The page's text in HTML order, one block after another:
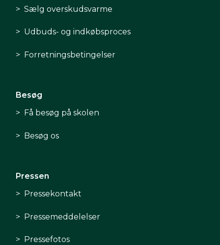
Sælg overskudsvarme
Udbuds- og indkøbsproces
Forretningsbetingelser
Besøg
Få besøg på skolen
Besøg os
Pressen
Pressekontakt
Pressemeddelelser
Pressefotos